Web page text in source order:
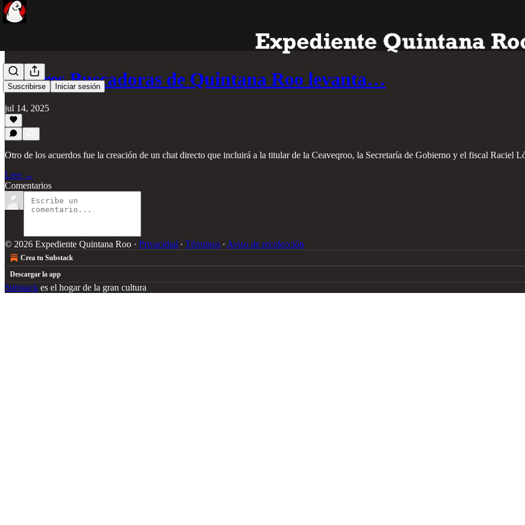
Suscribirse Iniciar sesión
Madres Buscadoras de Quintana Roo levanta…
jul 14, 2025
Otro de los acuerdos fue la creación de un chat directo que incluirá a la titular de la Ceaveqroo, la Secretaría de Gobierno y el fiscal Raciel
Leer →
Comentarios
© 2026 Expediente Quintana Roo · Privacidad ∙ Términos ∙ Aviso de recolección
Crea tu Substack
Descargar la app
Substack es el hogar de la gran cultura